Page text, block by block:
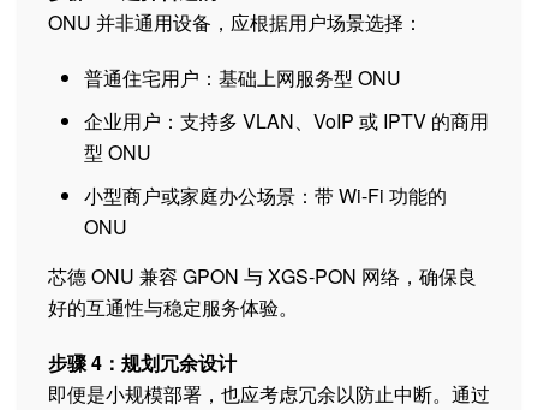
ONU 并非通用设备，应根据用户场景选择：
普通住宅用户：基础上网服务型 ONU
企业用户：支持多 VLAN、VoIP 或 IPTV 的商用
型 ONU
小型商户或家庭办公场景：带 Wi-Fi 功能的
ONU
芯德 ONU 兼容 GPON 与 XGS-PON 网络，确保良
好的互通性与稳定服务体验。
步骤 4：规划冗余设计
即便是小规模部署，也应考虑冗余以防止中断。通过